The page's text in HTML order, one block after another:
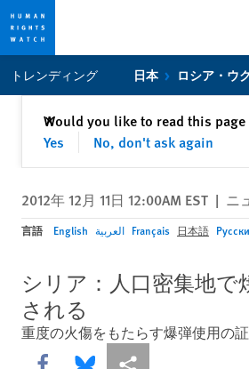
privacy
content
トレンディング 日本 ロシア・ウ
Would you like to read this
Yes
No, don't ask again
✕閉じる
2012年 12月 11日 12:00AM EST | ニ
言語 English العربية Français 日本語
シリア：人口密集地
される
重度の火傷をもたらす爆弾使用の
Share this via Facebook
Share this via Bluesky
More sharing options